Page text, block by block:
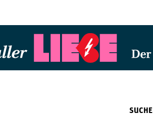
SUCHE